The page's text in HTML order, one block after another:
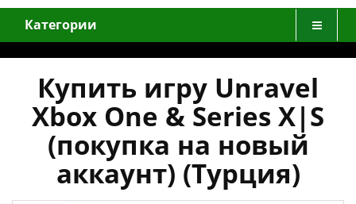
Категории
Купить игру Unravel
Xbox One & Series X|S
(покупка на новый
аккаунт) (Турция)